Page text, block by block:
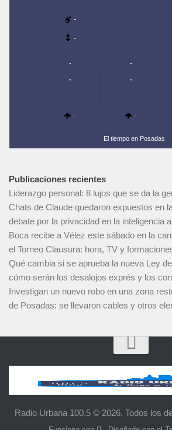
-
-
-
-
-
-
-
-
El tiempo en Posadas
Publicaciones recientes
Liderazgo personal: 8 lujos que se da la
Chats de Claude quedaron expuestos en
debate por la privacidad en la inteligencia
Boca recibe a Vélez este sábado en la
el Torneo Clausura: hora, TV y
Qué cambia si se aprueba la nueva Ley
cómo serán los desalojos exprés y los
Investigan un nuevo robo en una zona
de Posadas: se llevaron cables y otros
Radio Urbana 100.5 © 2026. Todos los